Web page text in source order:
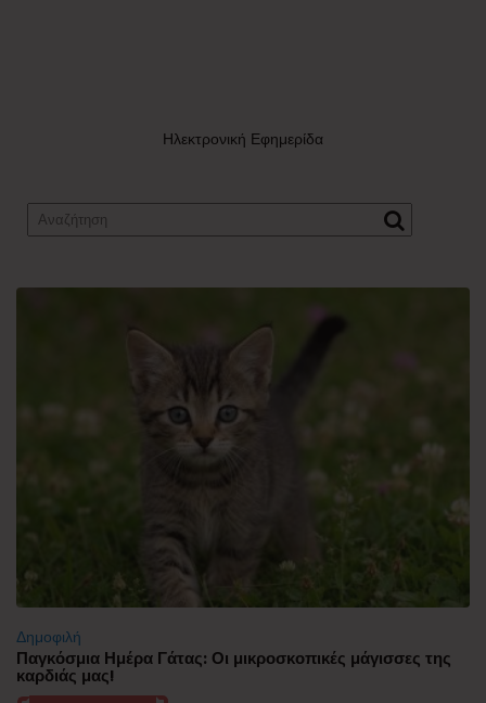
Ηλεκτρονική Εφημερίδα
Δημοφιλή
Παγκόσμια Ημέρα Γάτας: Οι μικροσκοπικές μάγισσες της
καρδιάς μας!